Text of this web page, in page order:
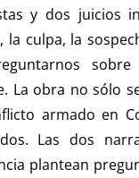
y dos juicios
la culpa, la
La obra no sólo
armado en
Las dos
plantean